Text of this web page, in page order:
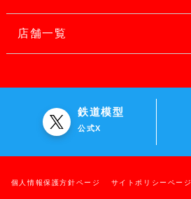
店舗一覧
鉄道模型
公式X
個人情報保護方針ページ サイトポリシーページ